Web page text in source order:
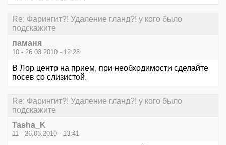
Re: Фарингит?! Удаление гланд?! у кого было
подскажите
паманя
10 - 26.03.2010 - 12:28
В Лор центр на прием, при необходимости сделайте
посев со слизистой.
Re: Фарингит?! Удаление гланд?! у кого было
подскажите
Tasha_K
11 - 26.03.2010 - 13:41